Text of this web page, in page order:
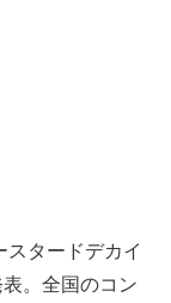
スタードデカイ
。全国のコン